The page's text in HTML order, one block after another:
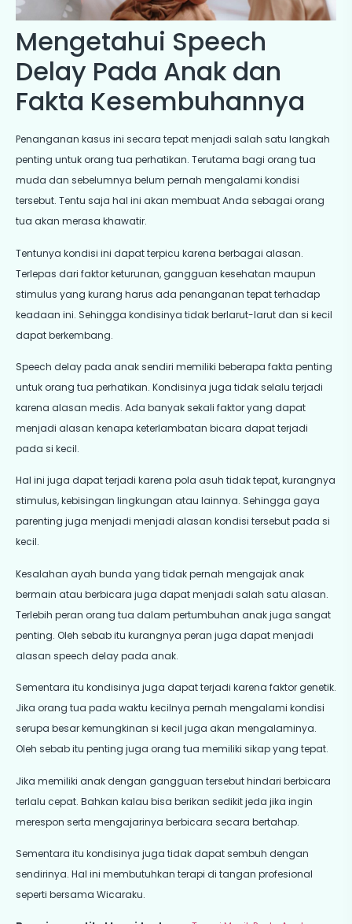
Mengetahui Speech
Delay Pada Anak dan
Fakta Kesembuhannya
Penanganan kasus ini secara tepat menjadi salah satu langkah
penting untuk orang tua perhatikan. Terutama bagi orang tua
muda dan sebelumnya belum pernah mengalami kondisi
tersebut. Tentu saja hal ini akan membuat Anda sebagai orang
tua akan merasa khawatir.
Tentunya kondisi ini dapat terpicu karena berbagai alasan.
Terlepas dari faktor keturunan, gangguan kesehatan maupun
stimulus yang kurang harus ada penanganan tepat terhadap
keadaan ini. Sehingga kondisinya tidak berlarut-larut dan si kecil
dapat berkembang.
Speech delay pada anak sendiri memiliki beberapa fakta penting
untuk orang tua perhatikan. Kondisinya juga tidak selalu terjadi
karena alasan medis. Ada banyak sekali faktor yang dapat
menjadi alasan kenapa keterlambatan bicara dapat terjadi
pada si kecil.
Hal ini juga dapat terjadi karena pola asuh tidak tepat, kurangnya
stimulus, kebisingan lingkungan atau lainnya. Sehingga gaya
parenting juga menjadi menjadi alasan kondisi tersebut pada si
kecil.
Kesalahan ayah bunda yang tidak pernah mengajak anak
bermain atau berbicara juga dapat menjadi salah satu alasan.
Terlebih peran orang tua dalam pertumbuhan anak juga sangat
penting. Oleh sebab itu kurangnya peran juga dapat menjadi
alasan speech delay pada anak.
Sementara itu kondisinya juga dapat terjadi karena faktor genetik.
Jika orang tua pada waktu kecilnya pernah mengalami kondisi
serupa besar kemungkinan si kecil juga akan mengalaminya.
Oleh sebab itu penting juga orang tua memiliki sikap yang tepat.
Jika memiliki anak dengan gangguan tersebut hindari berbicara
terlalu cepat. Bahkan kalau bisa berikan sedikit jeda jika ingin
merespon serta mengajarinya berbicara secara bertahap.
Sementara itu kondisinya juga tidak dapat sembuh dengan
sendirinya. Hal ini membutuhkan terapi di tangan profesional
seperti bersama Wicaraku.